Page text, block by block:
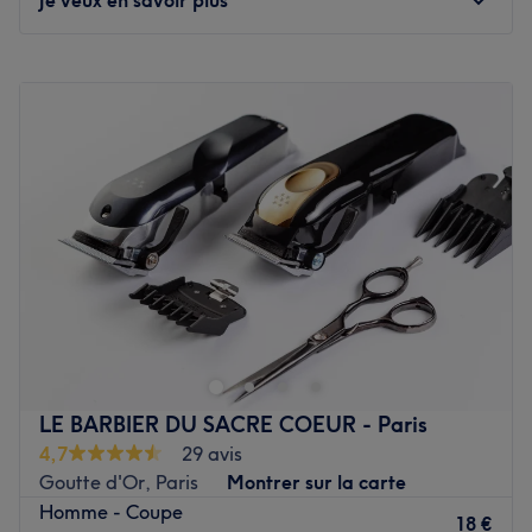
Voir le salon
10:00–20:00
10:00–20:00
Vendredi
10:00 –20:00
Samedi
10:00
20:00
Dimanche
10:00 –20:00
Botanic Barber Paris 18 est un salon de coiffure situé dans
la ville vibrante et cosmopolite de Paris. Transports
publics les plus proches Ce salon est idéalement situé à
proximité des transports en commun. La station de métro
Marcadet - Poissonniers est à seulement 2 minutes à
pied, et l'arrêt de tramway de Porte de Clignancourt
(Puces de Saint-Ouen) est à 14 minutes à pied. L'équipe
L'équipe de Botanic Barber Paris 18 est composée de
professionnels expérimentés et passionnés par leur
LE BARBIER DU SACRE COEUR - Paris
4,7
29 avis
Goutte d'Or, Paris
Montrer sur la carte
Homme - Coupe
18 €